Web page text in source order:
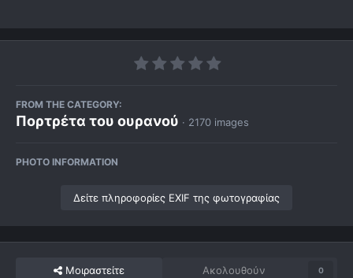
FROM THE CATEGORY:
Πορτρέτα του ουρανού · 2170 images
PHOTO INFORMATION
Δείτε πληροφορίες EXIF της φωτογραφίας
Μοιραστείτε Ακολουθούν 0